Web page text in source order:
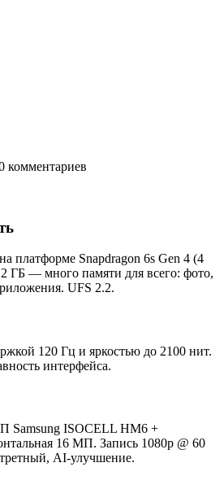
комментариев
платформе Snapdragon 6s Gen 4 (4
ГБ — много памяти для всего: фото,
UFS 2.2.
120 Гц и яркостью до 2100 нит.
интерфейса.
Samsung ISOCELL HM6 +
16 МП. Запись 1080p @ 60
AI-улучшение.